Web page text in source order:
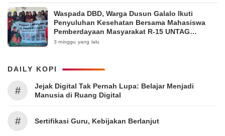
Waspada DBD, Warga Dusun Galalo Ikuti
Penyuluhan Kesehatan Bersama Mahasiswa
Pemberdayaan Masyarakat R-15 UNTAG
Surabaya 2026
3 minggu yang lalu
DAILY KOPI
#
Jejak Digital Tak Pernah Lupa: Belajar Menjadi
Manusia di Ruang Digital
# Sertifikasi Guru, Kebijakan Berlanjut